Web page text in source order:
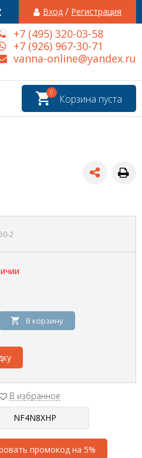
Вход / Регистрация
+7 (495) 320-03-58
+7 (926) 967-30-71
vanna-online@yandex.ru
Корзина пуста
0
2
В корзину
В избранное
промокод на 5%